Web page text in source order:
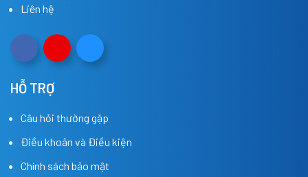
Liên hệ
HỖ TRỢ
Câu hỏi thường gặp
Điều khoản và Điều kiện
Chính sách bảo mật